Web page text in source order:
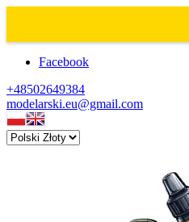
Facebook
+48502649384
modelarski.eu@gmail.com